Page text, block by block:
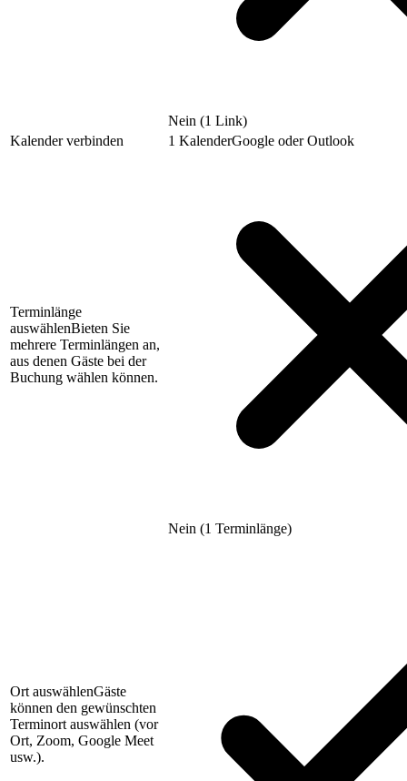
Nein (1 Link)
Kalender verbinden
1 KalenderGoogle oder Outlook
Terminlänge
auswählenBieten Sie
mehrere Terminlängen an,
aus denen Gäste bei der
Buchung wählen können.
Nein (1 Terminlänge)
Ort auswählenGäste
können den gewünschten
Terminort auswählen (vor
Ort, Zoom, Google Meet
usw.).